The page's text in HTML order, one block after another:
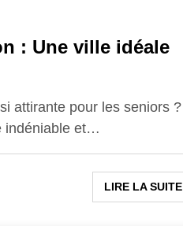
: Une ville idéale
attirante pour les seniors ?
indéniable et…
LIRE LA SUITE